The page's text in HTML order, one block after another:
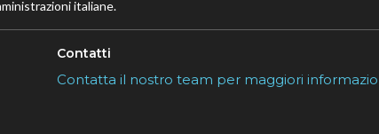
italiane.
Contatti
Contatta il nostro team per maggiori